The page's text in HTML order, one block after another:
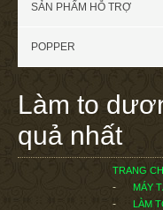
SẢN PHẨM HỖ TRỢ
POPPER
Làm to
quả nhất
TRANG
MÁY
LÀM